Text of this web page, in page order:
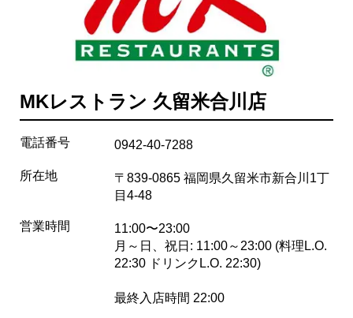
MKレストラン 久留米合川店
電話番号 0942-40-7288
所在地
〒839-0865 福岡県久留米市新合川1丁
目4-48
営業時間
11:00〜23:00
月～日、祝日: 11:00～23:00 (料理L.O.
22:30 ドリンクL.O. 22:30)
最終入店時間 22:00